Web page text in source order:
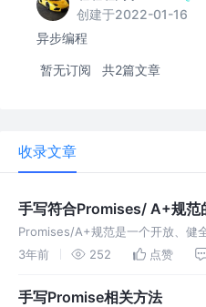
创建于2022-01-16
异步编程
暂无订阅 共2篇文章
收录文章
手写符合Promises/ A+规范
Promises/A+规范是一个开放、健
准,手写Promise让我们能够更加清
3年前 252 点赞
手写Promise相关方法